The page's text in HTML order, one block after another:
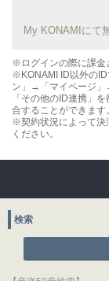
My KONAMIにて
※ログインの際に課金
※KONAMI ID以外のID
ン」→「マイページ」
「その他のID連携」
合することができます
※契約状況によって決
ください。
検索